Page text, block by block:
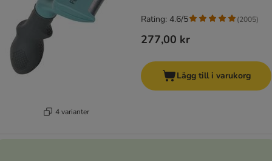
4 varianter
277,00 kr
Rating: 4.6/5 (2005)
Lägg till i varukorg